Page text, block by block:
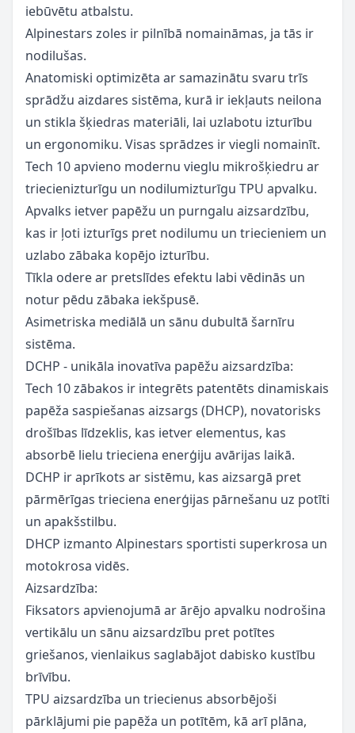
iebūvētu atbalstu.
Alpinestars zoles ir pilnībā nomaināmas, ja tās ir
nodilušas.
Anatomiski optimizēta ar samazinātu svaru trīs
sprādžu aizdares sistēma, kurā ir iekļauts neilona
un stikla šķiedras materiāli, lai uzlabotu izturību
un ergonomiku. Visas sprādzes ir viegli nomainīt.
Tech 10 apvieno modernu vieglu mikrošķiedru ar
triecienizturīgu un nodilumizturīgu TPU apvalku.
Apvalks ietver papēžu un purngalu aizsardzību,
kas ir ļoti izturīgs pret nodilumu un triecieniem un
uzlabo zābaka kopējo izturību.
Tīkla odere ar pretslīdes efektu labi vēdinās un
notur pēdu zābaka iekšpusē.
Asimetriska mediālā un sānu dubultā šarnīru
sistēma.
DCHP - unikāla inovatīva papēžu aizsardzība:
Tech 10 zābakos ir integrēts patentēts dinamiskais
papēža saspiešanas aizsargs (DHCP), novatorisks
drošības līdzeklis, kas ietver elementus, kas
absorbē lielu trieciena enerģiju avārijas laikā.
DCHP ir aprīkots ar sistēmu, kas aizsargā pret
pārmērīgas trieciena enerģijas pārnešanu uz potīti
un apakšstilbu.
DHCP izmanto Alpinestars sportisti superkrosa un
motokrosa vidēs.
Aizsardzība:
Fiksators apvienojumā ar ārējo apvalku nodrošina
vertikālu un sānu aizsardzību pret potītes
griešanos, vienlaikus saglabājot dabisko kustību
brīvību.
TPU aizsardzība un triecienus absorbējoši
pārklājumi pie papēža un potītēm, kā arī plāna,